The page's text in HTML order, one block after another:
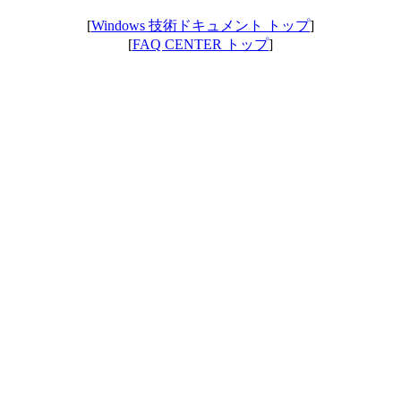
[Windows 技術ドキュメント トップ]
[FAQ CENTER トップ]